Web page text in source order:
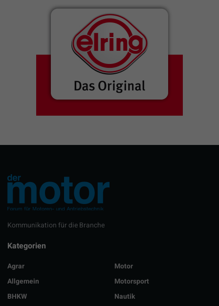
Kommunikation für die Branche
Kategorien
Agrar
Allgemein
BHKW
Motor
Motorsport
Nautik